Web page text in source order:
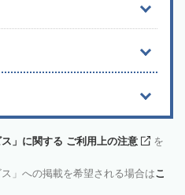
」に関する ご利用上の注意
を
」への掲載を希望される場合はこ